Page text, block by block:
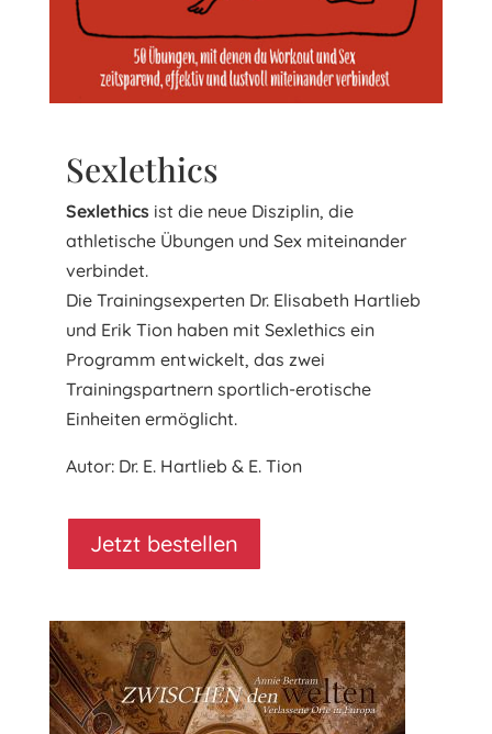
Sexlethics
Sexlethics ist die neue Disziplin, die
athletische Übungen und Sex miteinander
verbindet.
Die Trainingsexperten Dr. Elisabeth Hartlieb
und Erik Tion haben mit Sexlethics ein
Programm entwickelt, das zwei
Trainingspartnern sportlich-erotische
Einheiten ermöglicht.
Autor: Dr. E. Hartlieb & E. Tion
Jetzt bestellen